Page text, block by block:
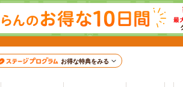
お得な特典をみる